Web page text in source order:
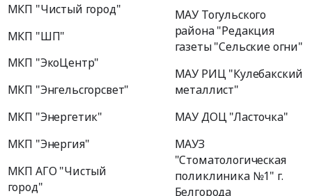
МКП "Чистый город"
МКП "ШП"
МКП "ЭкоЦентр"
МКП "Энгельсгорсвет"
МКП "Энергетик"
МКП "Энергия"
МКП АГО "Чистый
город"
МАУ Тогульского
района "Редакция
газеты "Сельские огни"
МАУ РИЦ "Кулебакский
металлист"
МАУ ДОЦ "Ласточка"
МАУЗ
"Стоматологическая
поликлиника №1" г.
Белгорода